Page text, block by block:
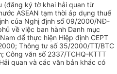
(đăng ký tờ khai hải quan từ
ASEAN tạm thời áp dụng thuế
của Nghị định số 09/2000/NĐ-
về việc ban hành Danh mục
để thực hiện Hiệp định CEPT
Thông tư số 35/2000/TT/BTC
Công văn số 2337/TCHQ-KTTT
quan và các văn bản khác có